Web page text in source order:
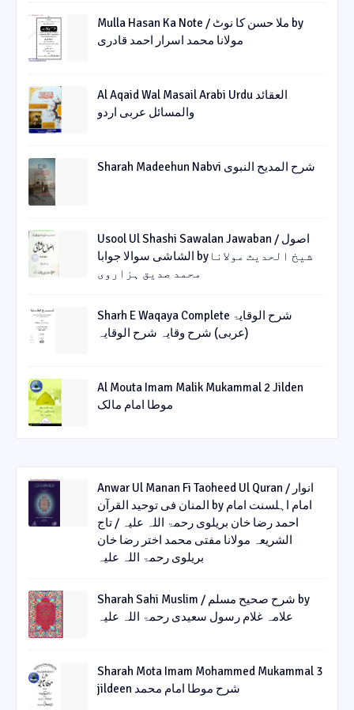
Mulla Hasan Ka Note / ملا حسن کا نوٹ by
مولانا محمد اسرار احمد قادری
Al Aqaid Wal Masail Arabi Urdu العقائد
والمسائل عربی اردو
Sharah Madeehun Nabvi شرح المدیح النبوی
Usool Ul Shashi Sawalan Jawaban / اصول
الشاشی سوالا جوابا byشیخ الحدیث مولانا
محمد صدیق ہزاروی
Sharh E Waqaya Complete شرح الوقایۃ
(عربی) شرح وقایہ شرح الوقایہ
Al Mouta Imam Malik Mukammal 2 Jilden
موطا امام مالک
Anwar Ul Manan Fi Taoheed Ul Quran / انوار
المنان فی توحید القرآن by امام اہلسنت امام
احمد رضا خان بریلوی رحمۃ اللہ علیہ / تاج
الشریعہ مولانا مفتی محمد اختر رضا خان
بریلوی رحمۃ اللہ علیہ
Sharah Sahi Muslim / شرح صحیح مسلم by
علامہ غلام رسول سعیدی رحمۃ اللہ علیہ
Sharah Mota Imam Mohammed Mukammal 3
jildeen شرح موطا امام محمد